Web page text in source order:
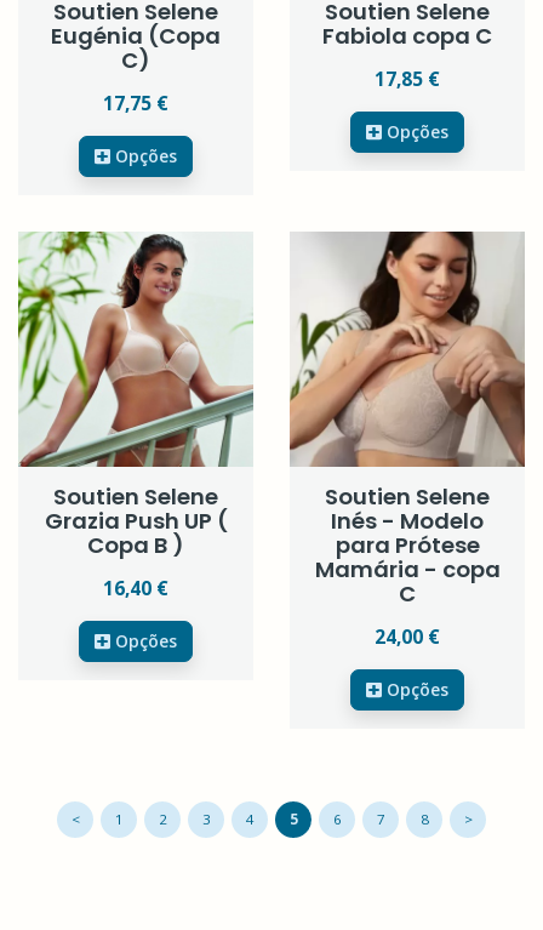
Soutien Selene
Eugénia (Copa
C)
17,75 €
Opções
Soutien Selene
Fabiola copa C
17,85 €
Opções
Soutien Selene
Grazia Push UP (
Copa B )
16,40 €
Opções
Soutien Selene
Inés - Modelo
para Prótese
Mamária - copa
C
24,00 €
Opções
< 1 2 3 4 5 6 7 8 >